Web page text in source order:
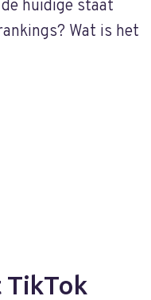
huidige staat
Wat is het
TikTok